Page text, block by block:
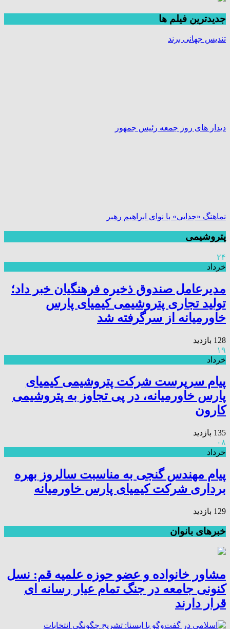
جديدترين فیلم ها
تندیس جهانی برند
دیدار های روز جمعه رئیس جمهور
نماهنگ «جدایی» با نوای ابراهیم رهبر
پتروشیمی
۲۴
خرداد
مدیرعامل صندوق ذخیره فرهنگیان خبر داد؛
تولید تجاری پتروشیمی کیمیای پارس
خاورمیانه از سرگرفته شد
128 بازدید
۱۹
خرداد
پیام سرپرست شرکت پتروشیمی کیمیای
پارس خاورمیانه، در پی تجاوز به پتروشیمی
کارون
135 بازدید
۰۸
خرداد
پیام مهندس گنجی به مناسبت سالروز بهره
برداری شرکت کیمیای پارس خاورمیانه
129 بازدید
خبرهای بانوان
مشاور خانواده و عضو حوزه علمیه قم: نسل
کنونی جامعه در جنگ تمام عیار رسانه ای
قرار دارند